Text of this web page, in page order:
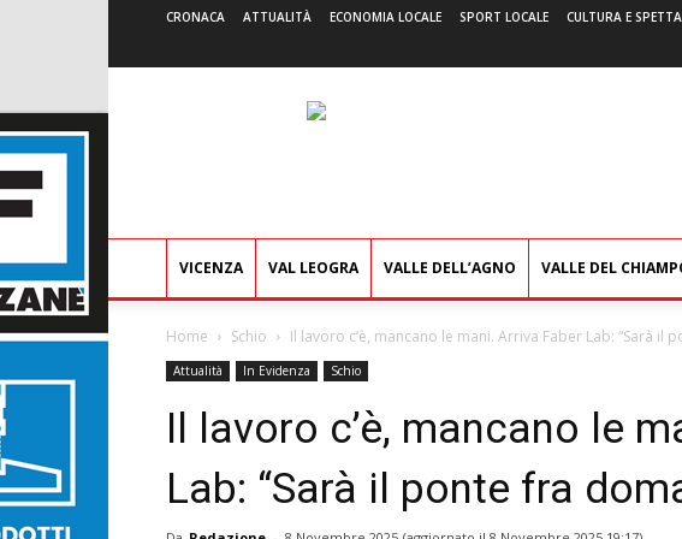
CRONACA ATTUALITÀ ECONOMIA LOCALE SPORT LOCALE CULTURA E
VICENZA VAL LEOGRA VALLE DELL’AGNO VALLE DEL
Home Schio Il lavoro c’è, mancano le mani. Arriva Faber Lab: “Sarà il
Attualità In Evidenza Schio
Il lavoro c’è, mancano le
Lab: “Sarà il ponte fra